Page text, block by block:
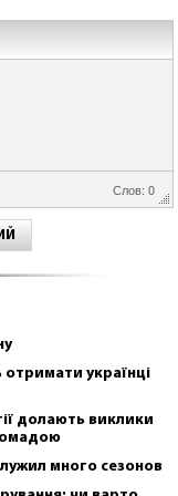
Слов: 0
українці
долають виклики
много сезонов